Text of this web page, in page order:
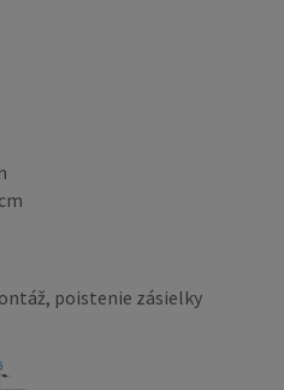
poistenie zásielky